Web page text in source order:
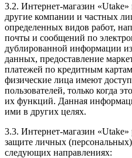
3.2. Интернет-магазин «Utake»
другие компании и частных
определенных видов работ,
почты и сообщений по
дублированной информации
данных, предоставление
платежей по кредитным
физические лица имеют
пользователей, только когда
их функций. Данная
ими в других целях.
3.3. Интернет-магазин «Utake»
защите личных
следующих направлениях: